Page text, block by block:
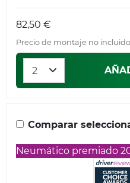
82,50 €
Precio de montaje no incluido
Comparar
Neumático premiado